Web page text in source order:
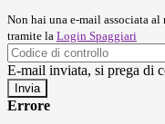
Non hai una e-mail associata
tramite la Login Spaggiari
E-mail inviata, si prega di
Errore